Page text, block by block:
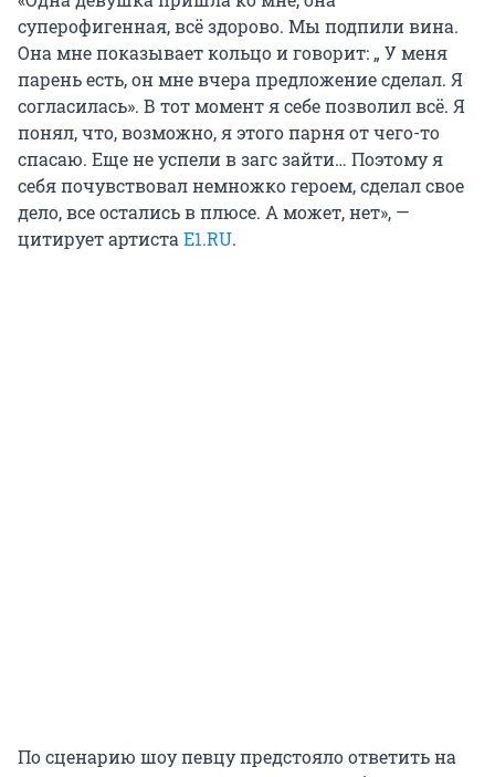
суперофигенная, всё здорово. Мы подпили вина.
Она мне показывает кольцо и говорит: „ У меня
парень есть, он мне вчера предложение сделал. Я
согласилась». В тот момент я себе позволил всё. Я
понял, что, возможно, я этого парня от чего-то
спасаю. Еще не успели в загс зайти… Поэтому я
себя почувствовал немножко героем, сделал свое
дело, все остались в плюсе. А может, нет», —
цитирует артиста E1.RU.
По сценарию шоу певцу предстояло ответить на